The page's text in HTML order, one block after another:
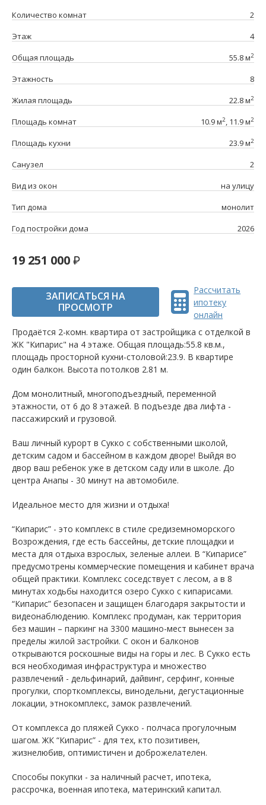
Количество комнат
2
Этаж
4
Общая площадь
55.8 м2
Этажность
8
Жилая площадь
22.8 м2
Площадь комнат 10.9 м2, 11.9 м2
Площадь кухни 23.9 м2
Санузел
2
Вид из окон
на улицу
Тип дома
монолит
Год постройки дома
2026
19 251 000
ЗАПИСАТЬСЯ НА
ПРОСМОТР
Рассчитать
ипотеку
онлайн
Продаётся 2-комн. квартира от застройщика c отделкой в
ЖК "Кипарис" на 4 этаже. Общая площадь:55.8 кв.м.,
площадь просторной кухни-столовой:23.9. B квартире
один балкон. Высота потолков 2.81 м.
Дом монолитный, многоподъездный, переменной
этажности, от 6 до 8 этажей. B подъезде два лифта -
пассажирский и грузовой.
Ваш личный курорт в Сукко с собственными школой,
детским садом и бассейном в каждом дворе! Выйдя во
двор ваш ребенок уже в детском саду или в школе. До
центра Анапы - 30 минут на автомобиле.
Идеальное место для жизни и отдыха!
“Кипарис” - это комплекс в стиле средиземноморского
Возрождения, где есть бассейны, детские площадки и
места для отдыха взрослых, зеленые аллеи. В “Кипарисе”
предусмотрены коммерческие помещения и кабинет врача
общей практики. Комплекс соседствует с лесом, а в 8
минутах ходьбы находится озеро Сукко с кипарисами.
“Кипарис” безопасен и защищен благодаря закрытости и
видеонаблюдению. Комплекс продуман, как территория
без машин – паркинг на 3300 машино-мест вынесен за
пределы жилой застройки. С окон и балконов
открываются роскошные виды на горы и лес. В Сукко есть
вся необходимая инфраструктура и множество
развлечений - дельфинарий, дайвинг, серфинг, конные
прогулки, спорткомплексы, винодельни, дегустационные
локации, этнокомплекс, замок развлечений.
От комплекса до пляжей Сукко - полчаса прогулочным
шагом. ЖК “Кипарис” - для тех, кто позитивен,
жизнелюбив, оптимистичен и доброжелателен.
Способы покупки - за наличный расчет, ипотека,
рассрочка, военная ипотека, материнский капитал.